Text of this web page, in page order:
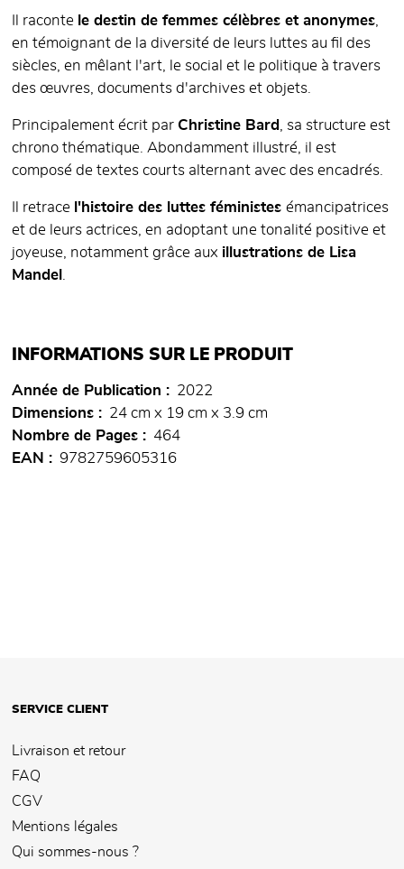
Il raconte le destin de femmes célèbres et anonymes,
en témoignant de la diversité de leurs luttes au fil des
siècles, en mêlant l'art, le social et le politique à travers
des œuvres, documents d'archives et objets.
Principalement écrit par Christine Bard , sa structure est
chrono thématique. Abondamment illustré, il est
composé de textes courts alternant avec des encadrés.
Il retrace l'histoire des luttes féministes émancipatrices
et de leurs actrices, en adoptant une tonalité positive et
joyeuse, notamment grâce aux illustrations de Lisa
Mandel .
INFORMATIONS SUR LE PRODUIT
Année de Publication
2022
Dimensions
24 cm x 19 cm x 3.9 cm
Nombre de Pages
464
EAN
9782759605316
SERVICE CLIENT
Livraison et retour
FAQ
CGV
Mentions légales
Qui sommes-nous ?